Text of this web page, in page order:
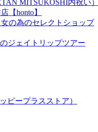
MITSUKOSHI内祝い
【honto】
の為のセレクトショップ
ジェイトリップツアー
ピープラスストア）